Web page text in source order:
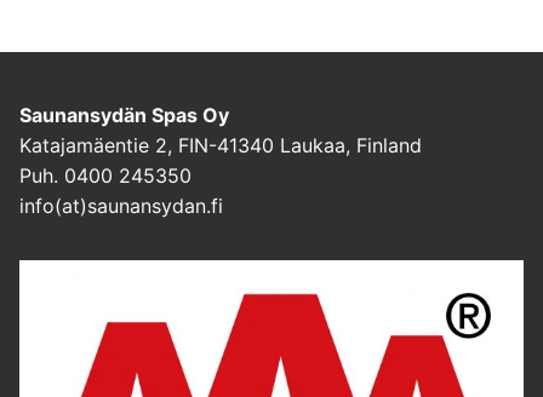
Saunansydän Spas Oy
Katajamäentie 2, FIN-41340 Laukaa, Finland
Puh. 0400 245350
info(at)saunansydan.fi